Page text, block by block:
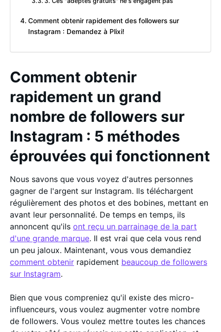
Comment obtenir rapidement des followers sur
Instagram : Demandez à Plixi!
Comment obtenir
rapidement un grand
nombre de followers sur
Instagram : 5 méthodes
éprouvées qui fonctionnent
Nous savons que vous voyez d'autres personnes
gagner de l'argent sur Instagram. Ils téléchargent
régulièrement des photos et des bobines, mettant en
avant leur personnalité. De temps en temps, ils
annoncent qu'ils ont reçu un parrainage de la part
d'une grande marque. Il est vrai que cela vous rend
un peu jaloux. Maintenant, vous vous demandiez
comment obtenir rapidement beaucoup de followers
sur Instagram.
Bien que vous compreniez qu'il existe des micro-
influenceurs, vous voulez augmenter votre nombre
de followers. Vous voulez mettre toutes les chances